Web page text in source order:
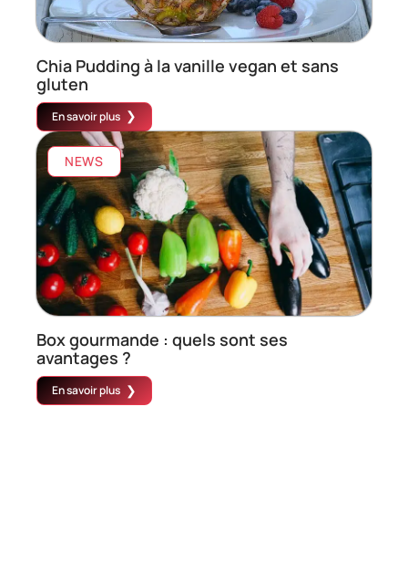
Chia Pudding à la vanille vegan et sans
gluten
En savoir plus
NEWS
Box gourmande : quels sont ses
avantages ?
En savoir plus